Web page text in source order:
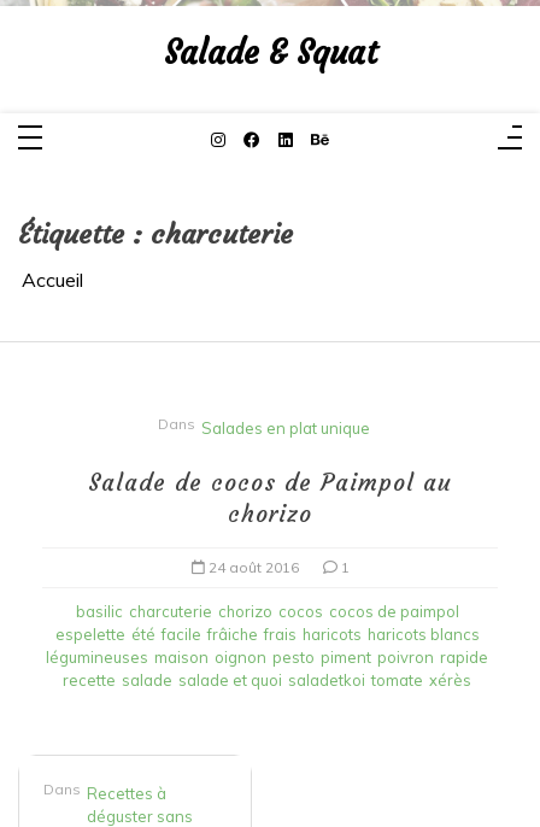
Aller
Salade & Squat
Étiquette : charcuterie
Accueil
Dans Salades en plat unique
Salade de cocos de Paimpol au
chorizo
24 août 2016 1
basilic charcuterie chorizo cocos cocos de paimpol
espelette été facile frâiche frais haricots haricots blancs
légumineuses maison oignon pesto piment poivron rapide
recette salade salade et quoi saladetkoi tomate xérès
Dans Recettes à
déguster sans